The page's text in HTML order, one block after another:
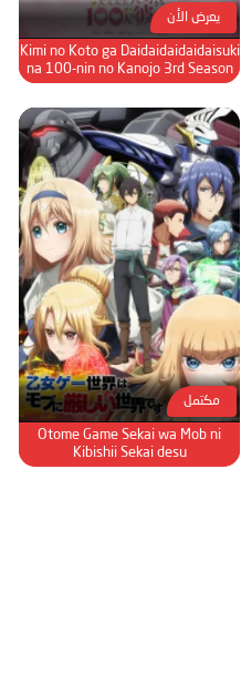
يعرض الأن
Kimi no Koto ga Daidaidaidaidaisuki
na 100-nin no Kanojo 3rd Season
مكتمل
Otome Game Sekai wa Mob ni
Kibishii Sekai desu